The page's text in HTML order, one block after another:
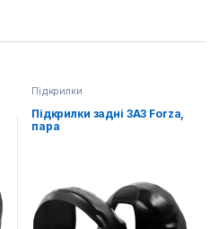
Підкрилки
Підкрилки задні ЗАЗ Forza,
пара